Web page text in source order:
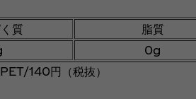
質 脂質
0g
140円（税抜）